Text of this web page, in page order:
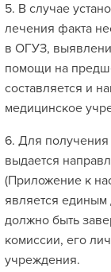
5. В случае
лечения факта
в ОГУЗ,
помощи на
составляется и
медицинское
6. Для получения
выдается
(Приложение к
является единым
должно быть
комиссии, его
учреждения.